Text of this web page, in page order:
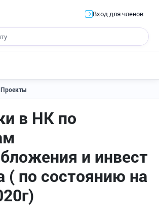
Вход для членов
Проекты
в НК по
и инвест
( по состоянию на